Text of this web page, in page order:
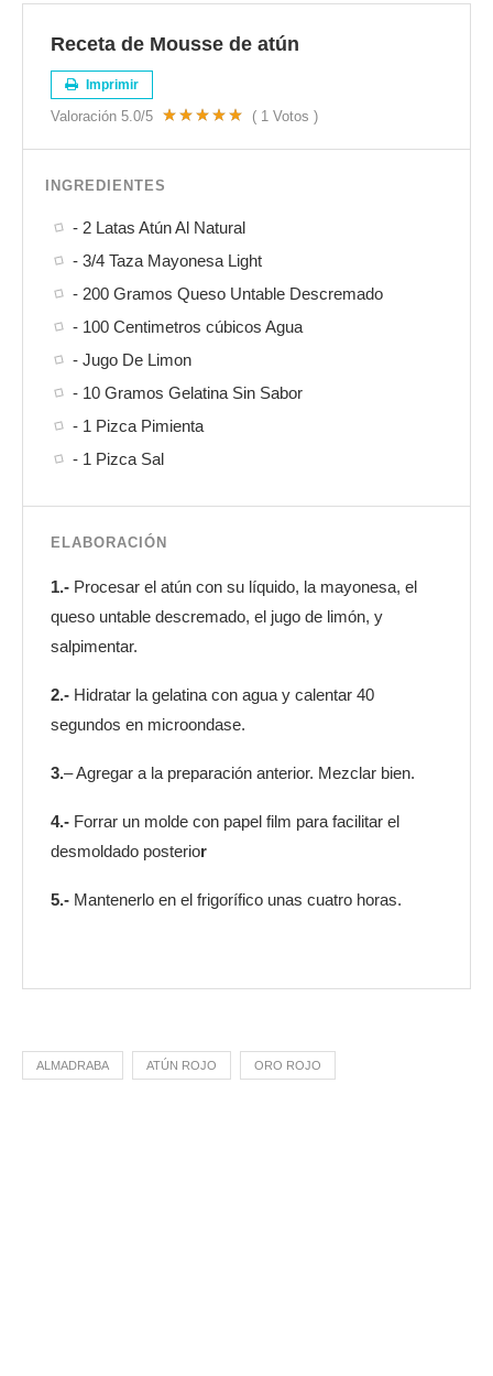
Receta de Mousse de atún
Imprimir
Valoración 5.0/5 ( 1 Votos )
INGREDIENTES
- 2 Latas Atún Al Natural
- 3/4 Taza Mayonesa Light
- 200 Gramos Queso Untable Descremado
- 100 Centimetros cúbicos Agua
- Jugo De Limon
- 10 Gramos Gelatina Sin Sabor
- 1 Pizca Pimienta
- 1 Pizca Sal
ELABORACIÓN
1.- Procesar el atún con su líquido, la mayonesa, el
queso untable descremado, el jugo de limón, y
salpimentar.
2.- Hidratar la gelatina con agua y calentar 40
segundos en microondase.
3.– Agregar a la preparación anterior. Mezclar bien.
4.- Forrar un molde con papel film para facilitar el
desmoldado posterior
5.- Mantenerlo en el frigorífico unas cuatro horas.
ALMADRABA ATÚN ROJO ORO ROJO